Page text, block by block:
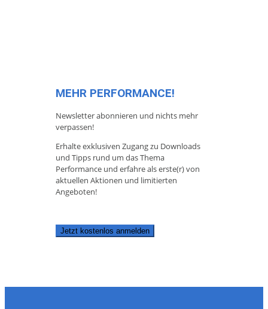
MEHR PERFORMANCE!
Newsletter abonnieren und nichts mehr
verpassen!
Erhalte exklusiven Zugang zu Downloads
und Tipps rund um das Thema
Performance und erfahre als erste(r) von
aktuellen Aktionen und limitierten
Angeboten!
Jetzt kostenlos anmelden